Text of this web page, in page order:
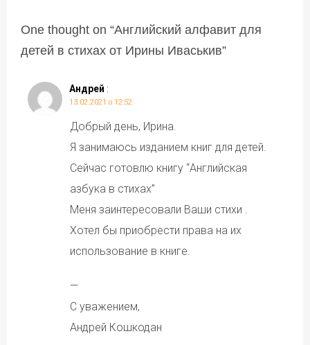
One thought on “Английский алфавит для
детей в стихах от Ирины Иваськив”
Андрей :
13.02.2021 о 12:52
Добрый день, Ирина.
Я занимаюсь изданием книг для детей.
Сейчас готовлю книгу “Английская
азбука в стихах”
Меня заинтересовали Ваши стихи .
Хотел бы приобрести права на их
использование в книге.
—
С уважением,
Андрей Кошкодан